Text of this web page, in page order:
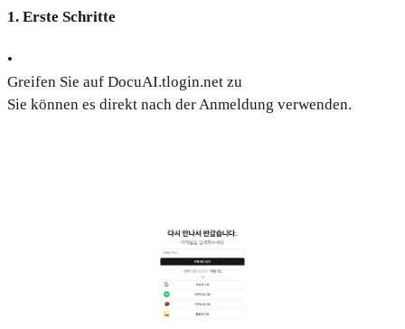
1. Erste Schritte
•
Greifen Sie auf DocuAI.tlogin.net zu
Sie können es direkt nach der Anmeldung verwenden.